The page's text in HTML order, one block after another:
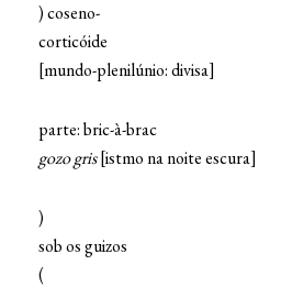
) coseno-
corticóide
[mundo-plenilúnio: divisa]
parte: bric-à-brac
gozo gris[istmo na noite escura]
)
sob os guizos
(